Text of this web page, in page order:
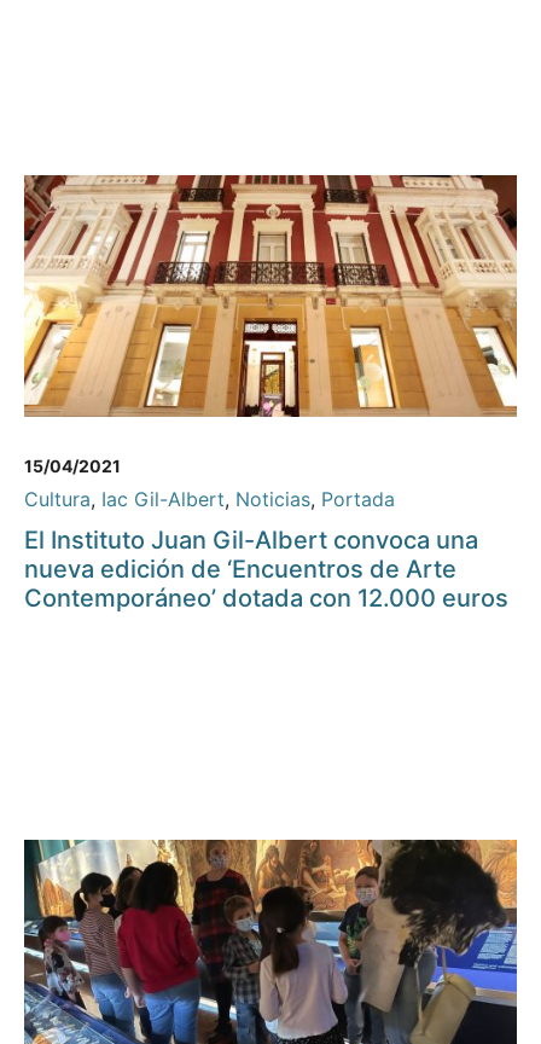
15/04/2021
Cultura, Iac Gil-Albert, Noticias, Portada
El Instituto Juan Gil-Albert convoca una
nueva edición de ‘Encuentros de Arte
Contemporáneo’ dotada con 12.000 euros